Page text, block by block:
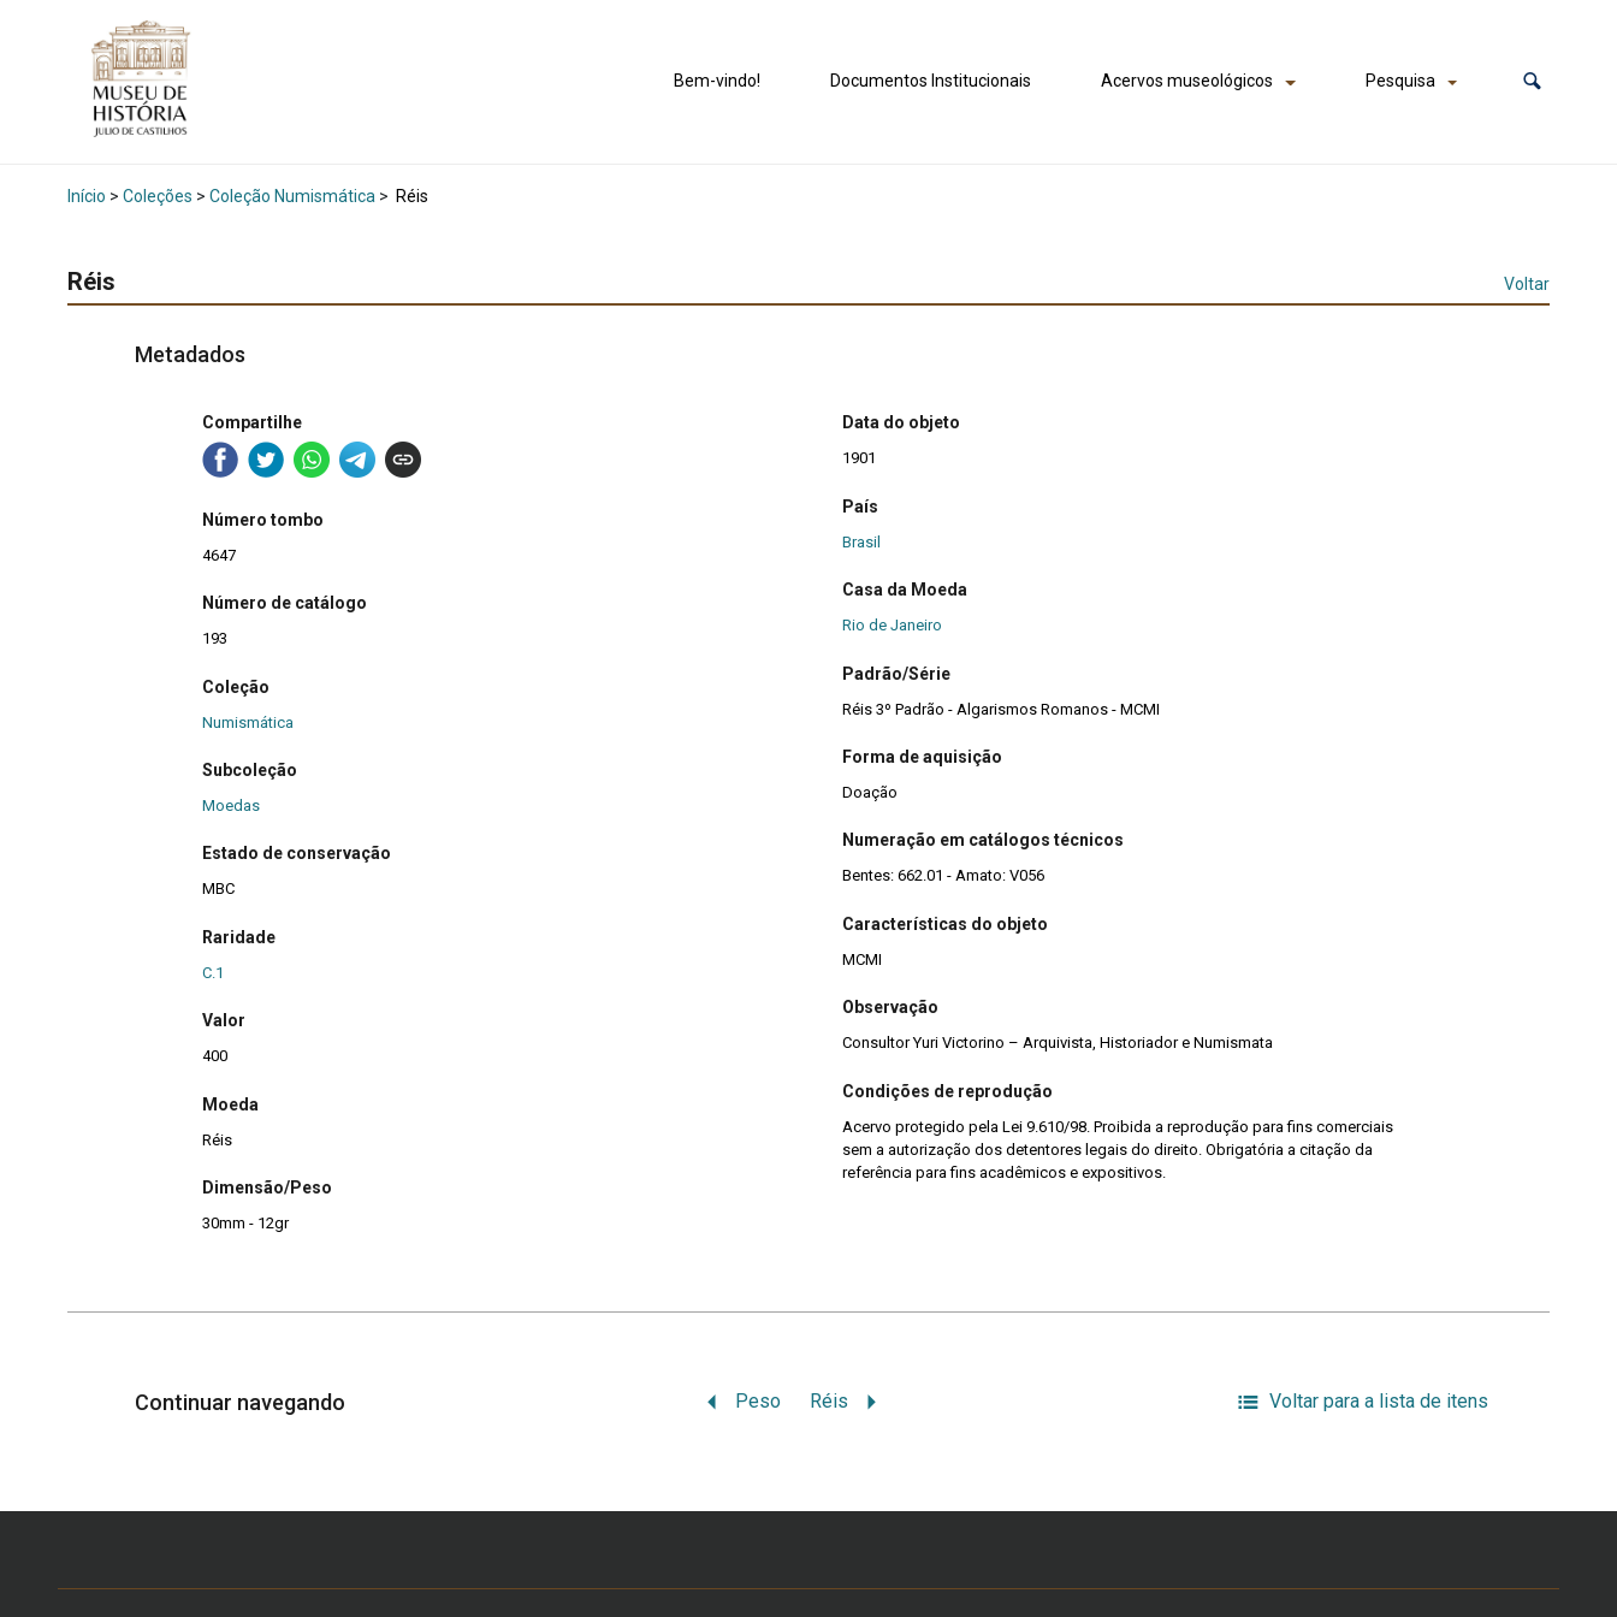
Bem-vindo! Documentos Institucionais Acervos museológicos Pesquisa
Início > Coleções > Coleção Numismática > Réis
Réis Voltar
Metadados
Compartilhe
Número tombo
4647
Número de catálogo
193
Coleção
Numismática
Subcoleção
Moedas
Estado de conservação
MBC
Raridade
C.1
Valor
400
Moeda
Réis
Dimensão/Peso
30mm - 12gr
Data do objeto
1901
País
Brasil
Casa da Moeda
Rio de Janeiro
Padrão/Série
Réis 3º Padrão - Algarismos Romanos - MCMI
Forma de aquisição
Doação
Numeração em catálogos técnicos
Bentes: 662.01 - Amato: V056
Características do objeto
MCMI
Observação
Consultor Yuri Victorino – Arquivista, Historiador e Numismata
Condições de reprodução
Acervo protegido pela Lei 9.610/98. Proibida a reprodução para fins comerciais
sem a autorização dos detentores legais do direito. Obrigatória a citação da
referência para fins acadêmicos e expositivos.
Continuar navegando Peso Réis Voltar para a lista de itens